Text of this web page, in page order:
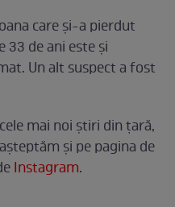
care și-a pierdut
de ani este și
Un alt suspect a fost
mai noi ştiri din ţară,
și pe pagina de
Instagram.